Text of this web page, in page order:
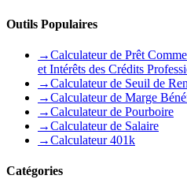
Outils Populaires
→Calculateur de Prêt
et Intérêts des Crédits
→Calculateur de Seuil de
→Calculateur de Marge
→Calculateur de Pourboire
→Calculateur de Salaire
→Calculateur 401k
Catégories